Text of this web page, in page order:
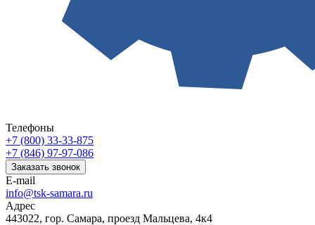
Телефоны
+7 (800) 33-33-875
+7 (846) 97-97-086
Заказать звонок
E-mail
info@tsk-samara.ru
Адрес
443022, гор. Самара, проезд Мальцева, 4к4